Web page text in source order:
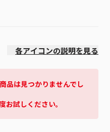
各アイコンの説明を見る
品は見つかりませんでし
お試しください。